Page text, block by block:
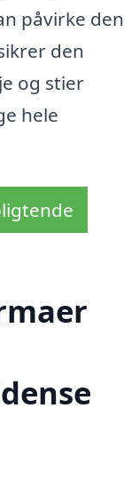
påvirke den
den
og stier
hele